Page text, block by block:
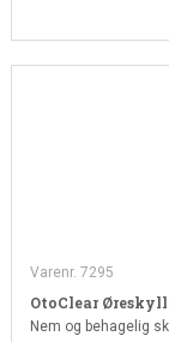
Varenr. 7295
OtoClear
Nem og behagelig